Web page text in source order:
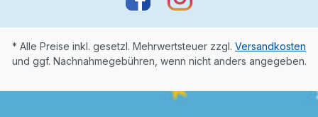
* Alle Preise inkl. gesetzl. Mehrwertsteuer zzgl. Versandkosten
und ggf. Nachnahmegebühren, wenn nicht anders angegeben.